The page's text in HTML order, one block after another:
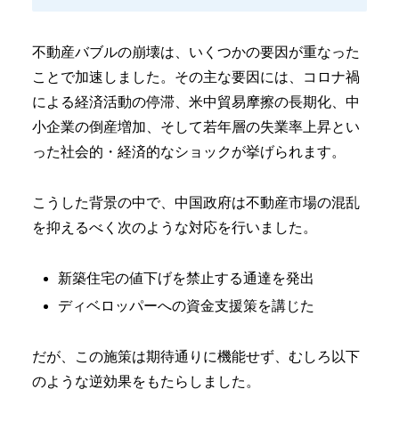
不動産バブルの崩壊は、いくつかの要因が重なった
ことで加速しました。その主な要因には、コロナ禍
による経済活動の停滞、米中貿易摩擦の長期化、中
小企業の倒産増加、そして若年層の失業率上昇とい
った社会的・経済的なショックが挙げられます。
こうした背景の中で、中国政府は不動産市場の混乱
を抑えるべく次のような対応を行いました。
新築住宅の値下げを禁止する通達を発出
ディベロッパーへの資金支援策を講じた
だが、この施策は期待通りに機能せず、むしろ以下
のような逆効果をもたらしました。